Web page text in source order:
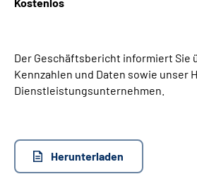
Über Uns
Leichte Sprache
Der Geschäftsbericht informiert Sie
Kennzahlen und Daten sowie unser
Dienstleistungsunternehmen.
Herunterladen